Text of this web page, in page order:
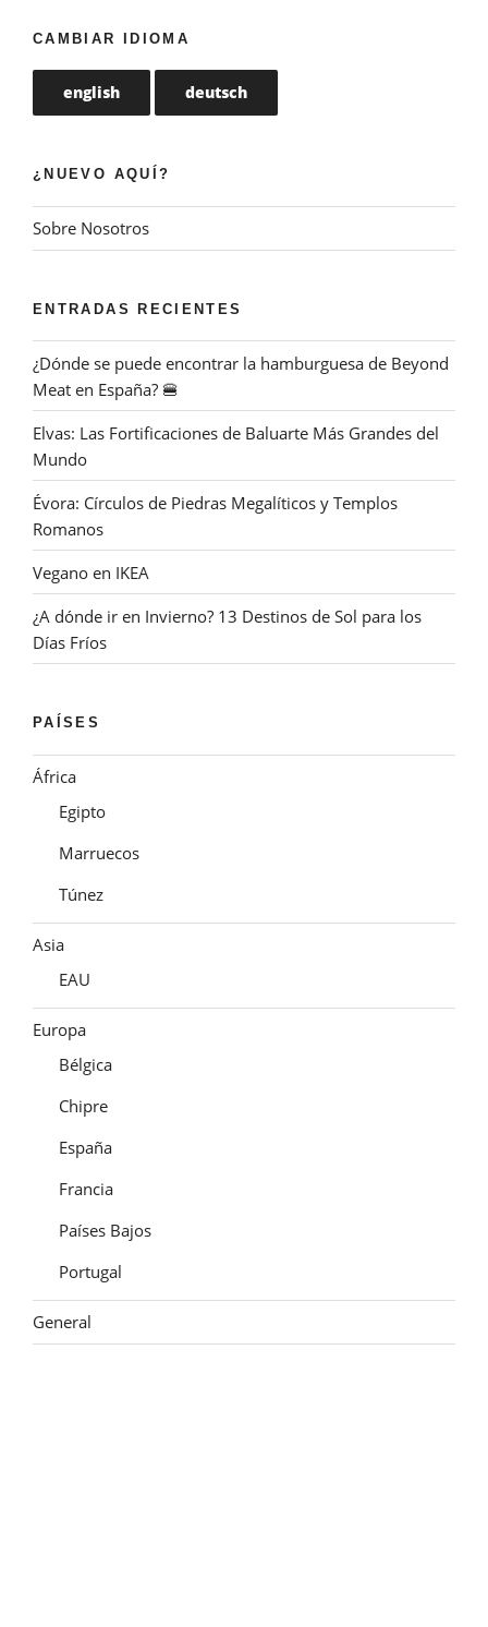
CAMBIAR IDIOMA
english deutsch
¿NUEVO AQUÍ?
Sobre Nosotros
ENTRADAS RECIENTES
¿Dónde se puede encontrar la hamburguesa de Beyond
Meat en España? 🍔
Elvas: Las Fortificaciones de Baluarte Más Grandes del
Mundo
Évora: Círculos de Piedras Megalíticos y Templos
Romanos
Vegano en IKEA
¿A dónde ir en Invierno? 13 Destinos de Sol para los
Días Fríos
PAÍSES
África
Egipto
Marruecos
Túnez
Asia
EAU
Europa
Bélgica
Chipre
España
Francia
Países Bajos
Portugal
General